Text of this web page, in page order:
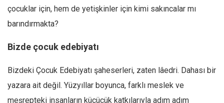
çocuklar için, hem de yetişkinler için kimi sakıncalar mı
barındırmakta?
Bizde çocuk edebiyatı
Bizdeki Çocuk Edebiyatı şaheserleri, zaten lâedri. Dahası bir
yazara ait değil. Yüzyıllar boyunca, farklı meslek ve
meşrepteki insanların küçücük katkılarıyla adım adım